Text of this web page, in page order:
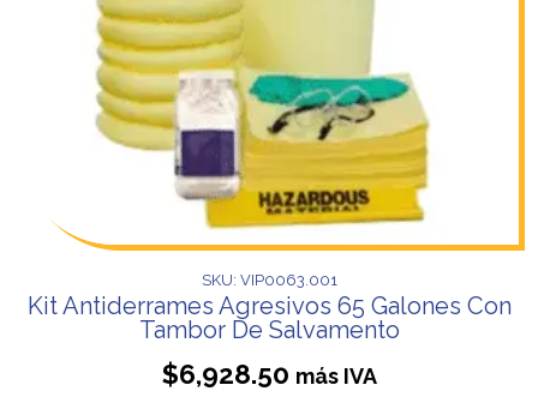
SKU: VIP0063.001
Kit Antiderrames Agresivos 65 Galones Con
Tambor De Salvamento
$6,928.50 más IVA